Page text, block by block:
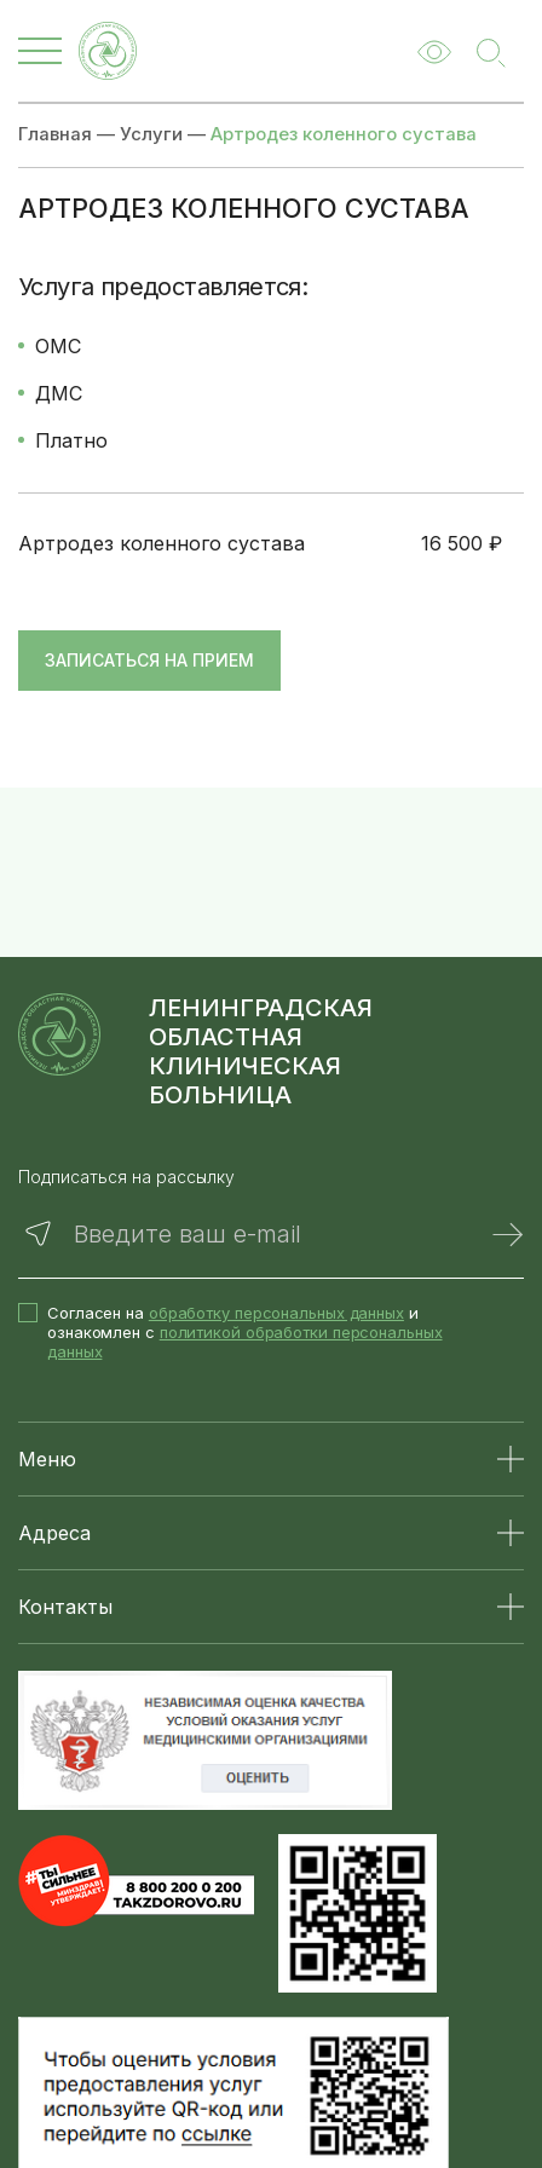
Главная — Услуги — Артродез коленного сустава
АРТРОДЕЗ КОЛЕННОГО СУСТАВА
Цены Записаться
Услуга предоставляется:
ОМС
ДМС
Платно
Артродез коленного сустава 16 500 ₽
ЗАПИСАТЬСЯ НА ПРИЕМ
ЛЕНИНГРАДСКАЯ
ОБЛАСТНАЯ
КЛИНИЧЕСКАЯ
БОЛЬНИЦА
Подписаться на рассылку
Введите ваш e-mail
Согласен на обработку персональных данных и
ознакомлен с политикой обработки персональных
данных
Меню
Адреса
Контакты